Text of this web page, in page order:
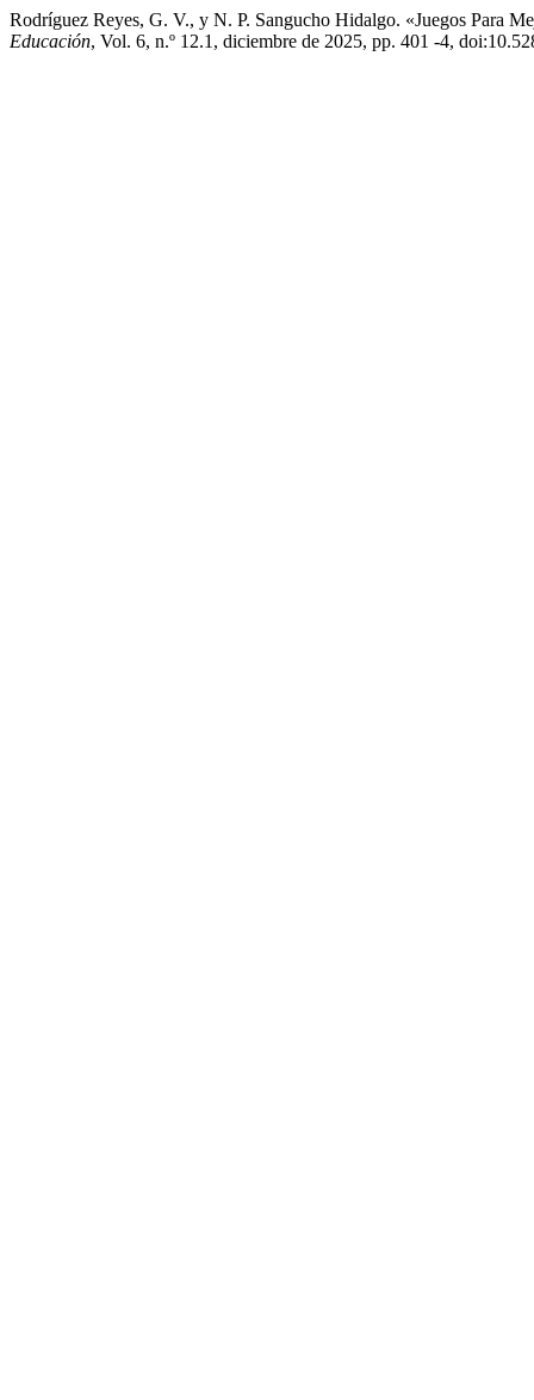
Rodríguez Reyes, G. V., y N. P. Sangucho Hidalgo. «Juegos Para
Educación, Vol. 6, n.º 12.1, diciembre de 2025, pp. 401 -4,